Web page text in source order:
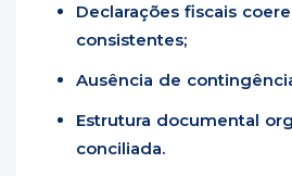
Declarações fiscais
consistentes;
Ausência de
Estrutura documental
conciliada.